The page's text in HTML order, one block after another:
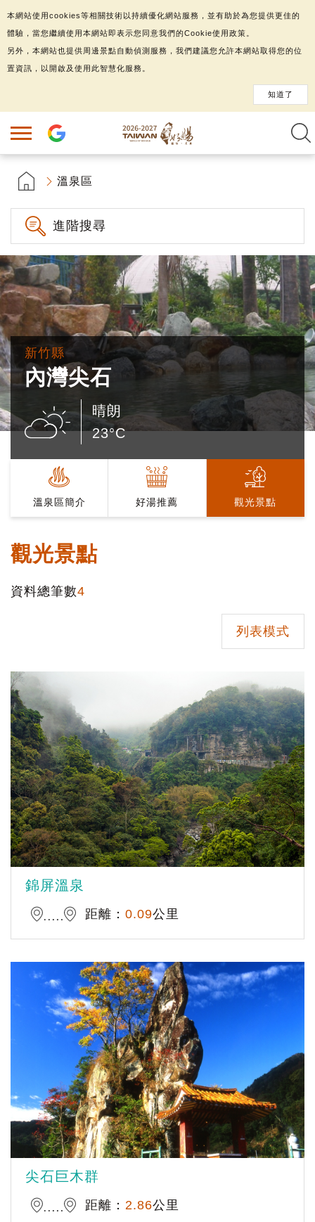
溫泉區
進階搜尋
新竹縣
內灣尖石
晴朗
23°C
溫泉區簡介 好湯推薦 觀光景點
觀光景點
資料總筆數4
列表模式
錦屏溫泉
距離： 0.09公里
尖石巨木群
距離： 2.86公里
本網站使用cookies等相關技術以持續優化網站服務，並有助於為您提供更佳的
體驗，當您繼續使用本網站即表示您同意我們的Cookie使用政策。
另外，本網站也提供周邊景點自動偵測服務，我們建議您允許本網站取得您的位
置資訊，以開啟及使用此智慧化服務。
知道了